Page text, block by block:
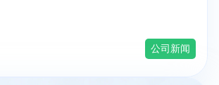
公司新闻